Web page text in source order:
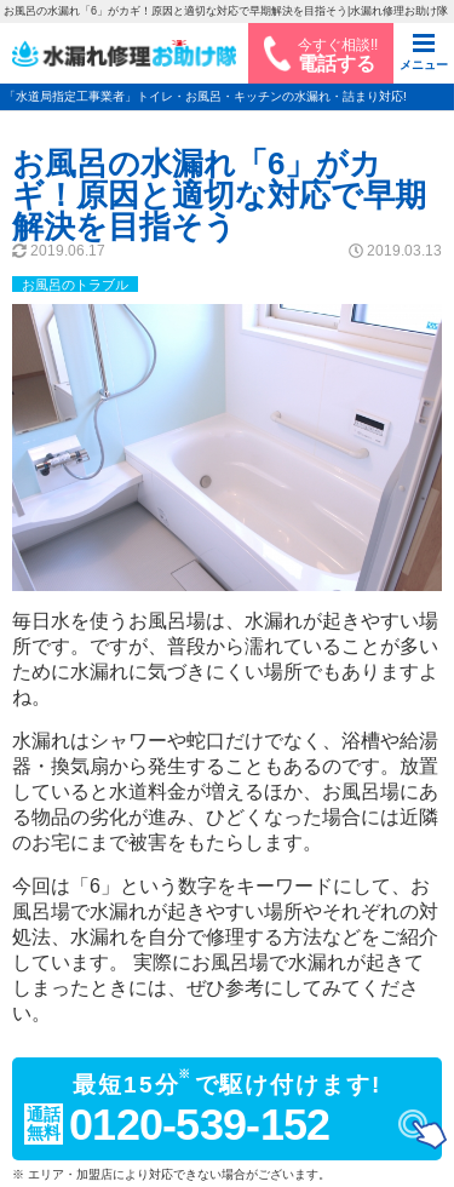
お風呂の水漏れ「6」がカギ！原因と適切な対応で早期解決を目指そう|水漏れ修理お助け隊
今すぐ相談!!
電話する メニュー
「水道局指定工事業者」トイレ・お風呂・キッチンの水漏れ・詰まり対応!
お風呂の水漏れ「6」がカ
ギ！原因と適切な対応で早期
解決を目指そう
2019.06.17 2019.03.13
お風呂のトラブル
毎日水を使うお風呂場は、水漏れが起きやすい場
所です。ですが、普段から濡れていることが多い
ために水漏れに気づきにくい場所でもありますよ
ね。
水漏れはシャワーや蛇口だけでなく、浴槽や給湯
器・換気扇から発生することもあるのです。放置
していると水道料金が増えるほか、お風呂場にあ
る物品の劣化が進み、ひどくなった場合には近隣
のお宅にまで被害をもたらします。
今回は「6」という数字をキーワードにして、お
風呂場で水漏れが起きやすい場所やそれぞれの対
処法、水漏れを自分で修理する方法などをご紹介
しています。 実際にお風呂場で水漏れが起きて
しまったときには、ぜひ参考にしてみてくださ
い。
最短15分※ で駆け付けます!
通話
無料 0120-539-152
※ エリア・加盟店により対応できない場合がございます。